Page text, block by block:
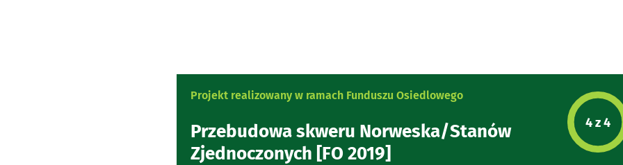
Projekt realizowany w ramach Funduszu Osiedlowego
Przebudowa skweru Norweska/Stanów
Zjednoczonych [FO 2019]
Etap
4 z 4